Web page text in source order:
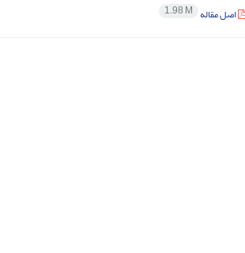
اصل مقاله 1.98 M